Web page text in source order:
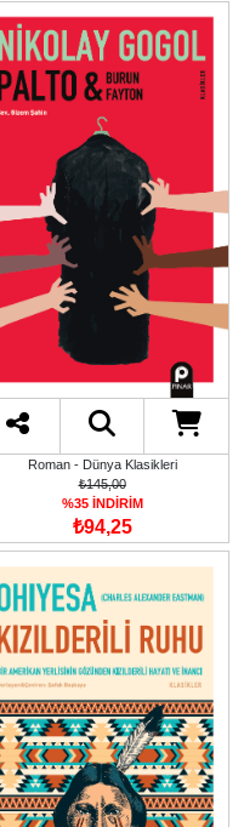
Roman - Dünya Klasikleri
₺145,00
%35 İNDİRİM
₺94,25